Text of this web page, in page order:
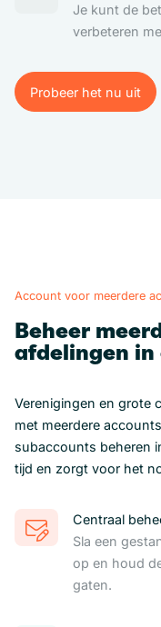
Je kunt de
verbeteren
Probeer het nu uit
Probeer het nu uit
Account voor meerdere
Beheer
afdelingen
Verenigingen en grote
met meerdere
subaccounts beheren
tijd en zorgt voor het
Centraal
Sla een
op en houd
gaten.